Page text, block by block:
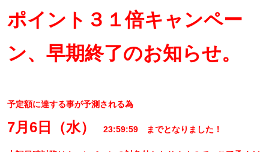
ポイント３１倍キャンペー
ン、早期終了のお知らせ。
予定額に達する事が予測される為
7月6日（水） 23:59:59 までとなりました！